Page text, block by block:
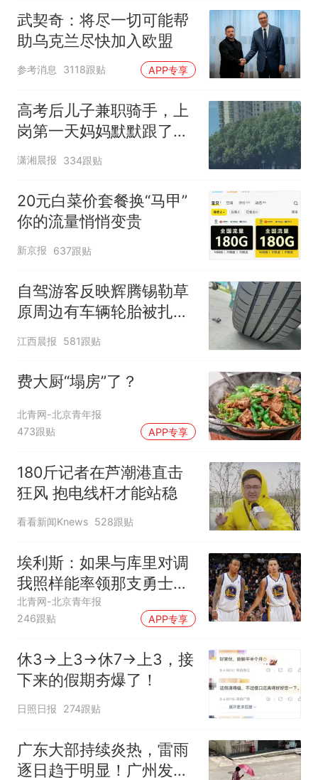
武契奇：将尽一切可能帮
助乌克兰尽快加入欧盟
参考消息 3118跟贴 APP专享
高考后儿子兼职骑手，上
岗第一天妈妈默默跟了三
公里，感慨孩子真的长大
潇湘晨报 334跟贴
20元白菜价套餐换“马甲”
你的流量悄悄变贵
新京报 637跟贴
自驾游客反映辉腾锡勒草
原周边有车辆轮胎被扎，
修理店铺换胎价格高达千
江西晨报 581跟贴
费大厨“塌房”了？
北青网-北京青年报
473跟贴
APP专享
180斤记者在芦潮港直击
狂风 抱电线杆才能站稳
看看新闻Knews 528跟贴
埃利斯：如果与库里对调
我照样能率领那支勇士取
得现在的成就
北青网-北京青年报
246跟贴
APP专享
休3→上3→休7→上3，接
下来的假期夯爆了！
日照日报 274跟贴
广东大部持续炎热，雷雨
逐日趋于明显！广州发布